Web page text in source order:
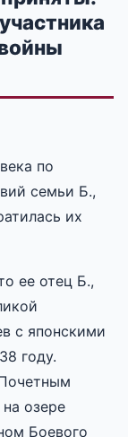
по
семьи Б.,
их
ее отец Б.,
с японскими
году.
озере
Боевого